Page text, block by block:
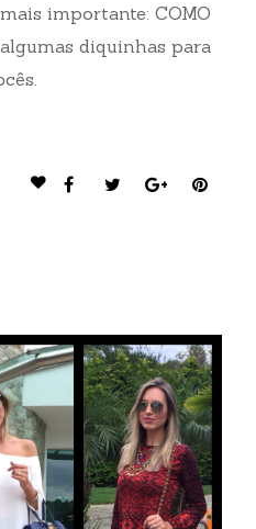
importante: COMO
diquinhas para